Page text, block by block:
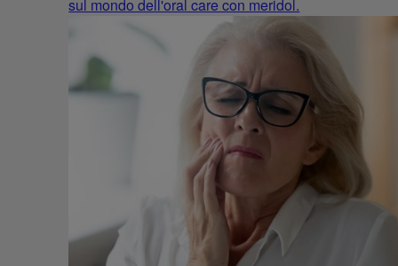
sul mondo dell'oral care con meridol.